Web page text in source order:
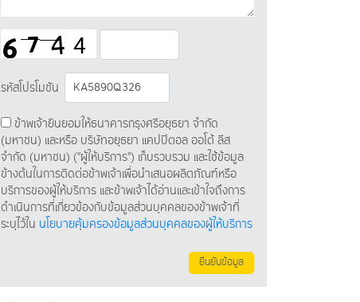
รหัสโปรโมชัน
ข้าพเจ้ายินยอมให้ธนาคารกรุงศรีอยุธยา จำกัด
(มหาชน) และหรือ บริษัทอยุธยา แคปปิตอล ออโต้ ลีส
จำกัด (มหาชน) ("ผู้ให้บริการ") เก็บรวบรวม และใช้ข้อมูล
ข้างต้นในการติดต่อข้าพเจ้าเพื่อนำเสนอผลิตภัณฑ์หรือ
บริการของผู้ให้บริการ และข้าพเจ้าได้อ่านและเข้าใจถึงการ
ดำเนินการที่เกี่ยวข้องกับข้อมูลส่วนบุคคลของข้าพเจ้าที่
ระบุไว้ใน นโยบายคุ้มครองข้อมูลส่วนบุคคลของผู้ให้บริการ
ยืนยันข้อมูล